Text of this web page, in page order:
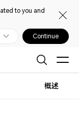
to you and
Continue
概述